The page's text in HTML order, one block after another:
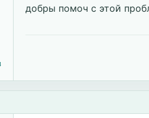
добры помоч с этой